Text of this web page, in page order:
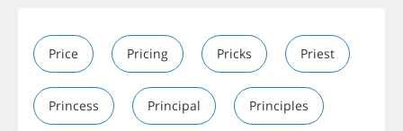
Price Pricing Pricks Priest
Princess Principal Principles